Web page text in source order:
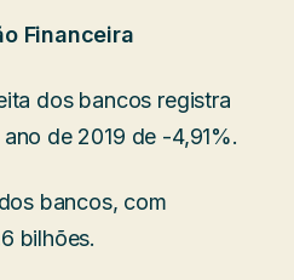
Financeira
dos bancos registra
de 2019 de -4,91%.
bancos, com
bilhões.